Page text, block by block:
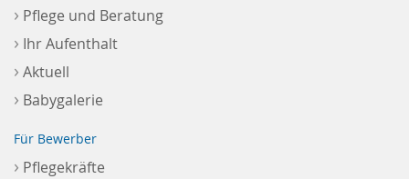
› Pflege und Beratung
› Ihr Aufenthalt
› Aktuell
› Babygalerie
Für Bewerber
› Pflegekräfte